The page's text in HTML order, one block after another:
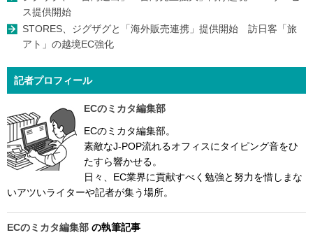
ス提供開始
STORES、ジグザグと「海外販売連携」提供開始 訪日客「旅
アト」の越境EC強化
記者プロフィール
ECのミカタ編集部
ECのミカタ編集部。
素敵なJ-POP流れるオフィスにタイピング音をひ
たすら響かせる。
日々、EC業界に貢献すべく勉強と努力を惜しまな
いアツいライターや記者が集う場所。
ECのミカタ編集部 の執筆記事